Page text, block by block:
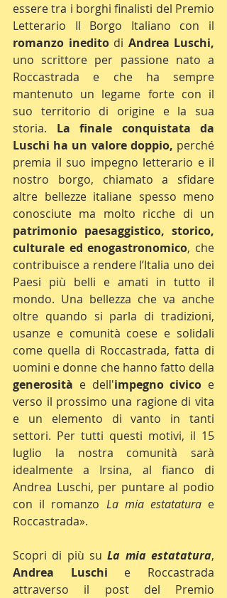
essere tra i borghi finalisti del Premio
romanzo inedito di Andrea Luschi,
uno scrittore per passione nato a
Roccastrada e che ha sempre
mantenuto un legame forte con il
suo territorio di origine e la sua
storia. La finale conquistata da
Luschi ha un valore doppio, perché
premia il suo impegno letterario e il
nostro borgo, chiamato a sfidare
altre bellezze italiane spesso meno
patrimonio paesaggistico, storico,
culturale ed enogastronomico, che
contribuisce a rendere l’Italia uno dei
Paesi più belli e amati in tutto il
mondo. Una bellezza che va anche
oltre quando si parla di tradizioni,
usanze e comunità coese e solidali
come quella di Roccastrada, fatta di
generosità e dell'impegno civico e
verso il prossimo una ragione di vita
e un elemento di vanto in tanti
settori. Per tutti questi motivi, il 15
luglio la nostra comunità sarà
idealmente a Irsina, al fianco di
Andrea Luschi, per puntare al podio
con il romanzo La mia estatatura e
Roccastrada».
Scopri di più su La mia estatatura
Andrea Luschi e Roccastrada
attraverso il post del Premio